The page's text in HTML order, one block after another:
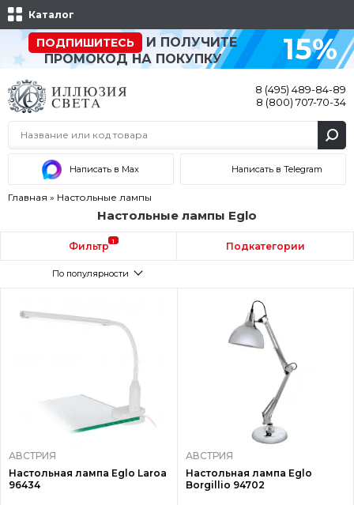
Каталог
ПОДПИШИТЕСЬ
И ПОЛУЧИТЕ
ПРОМОКОД НА ПОКУПКУ
15%
8 (495) 489-84-89
8 (800) 707-70-34
Написать в Max Написать в Telegram
Главная » Настольные лампы
Настольные лампы Eglo
Фильтр 1 Подкатегории
По популярности
АВСТРИЯ
Настольная лампа Eglo Laroa
96434
АВСТРИЯ
Настольная лампа Eglo
Borgillio 94702